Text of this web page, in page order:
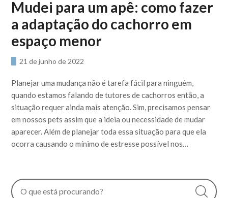
Mudei para um apê: como fazer
a adaptação do cachorro em
espaço menor
21 de junho de 2022
Planejar uma mudança não é tarefa fácil para ninguém,
quando estamos falando de tutores de cachorros então, a
situação requer ainda mais atenção. Sim, precisamos pensar
em nossos pets assim que a ideia ou necessidade de mudar
aparecer. Além de planejar toda essa situação para que ela
ocorra causando o mínimo de estresse possível nos…